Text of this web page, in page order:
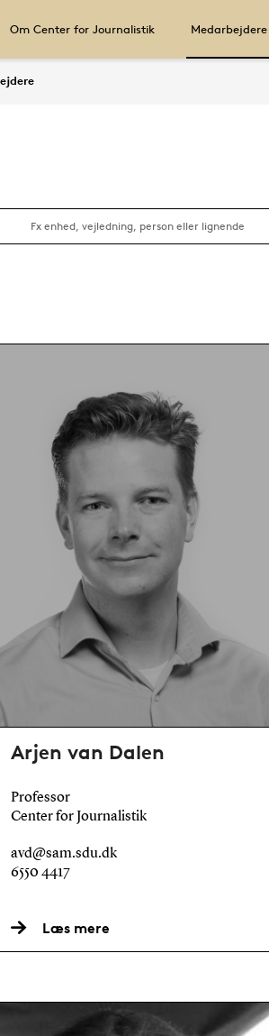
Om Center for Journalistik Medarbejdere
Arjen van Dalen
Professor
Center for Journalistik
avd@sam.sdu.dk
6550 4417
Læs mere